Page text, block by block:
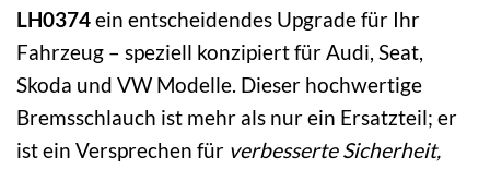
LH0374ein entscheidendes Upgrade für Ihr
Fahrzeug – speziell konzipiert für Audi, Seat,
Skoda und VW Modelle. Dieser hochwertige
Bremsschlauch ist mehr als nur ein Ersatzteil; er
ist ein Versprechen für verbesserte Sicherheit,